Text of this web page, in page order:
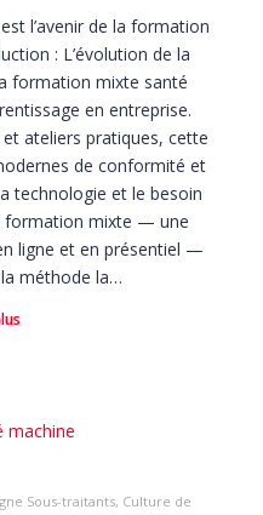
l’avenir de la formation
: L’évolution de la
formation mixte santé
en entreprise.
ateliers pratiques, cette
de conformité et
technologie et le besoin
formation mixte — une
ligne et en présentiel —
méthode la…
Sous-traitants, Culture de